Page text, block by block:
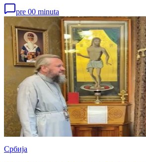
pre 00 minuta
Србија